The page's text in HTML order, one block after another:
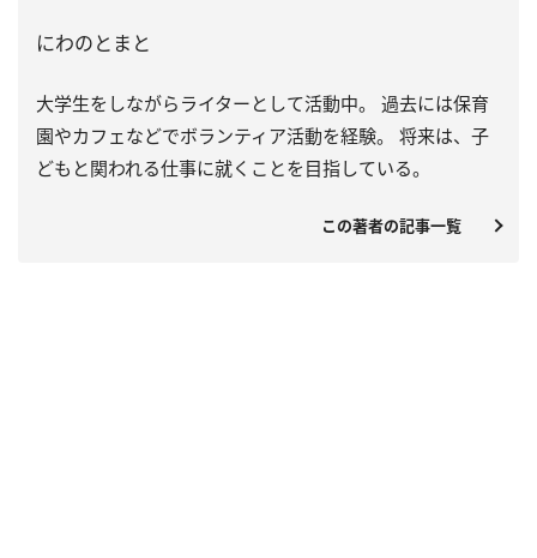
にわのとまと
大学生をしながらライターとして活動中。 過去には保育
園やカフェなどでボランティア活動を経験。 将来は、子
どもと関われる仕事に就くことを目指している。
この著者の記事一覧